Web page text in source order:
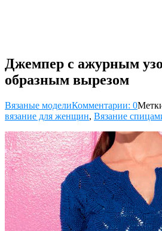
Джемпер с ажурным
образным вырезом
Вязаные моделиКомментарии: 0
вязание для женщин, Вязание